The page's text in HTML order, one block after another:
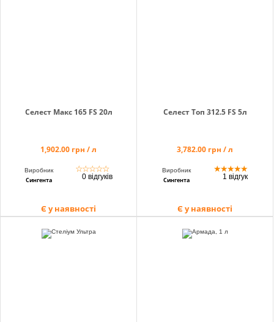
Селест Макс 165 FS 20л
1,902.00 грн / л
Виробник
Сингента
☆☆☆☆☆
0 відгуків
Є у наявності
Селест Топ 312.5 FS 5л
3,782.00 грн / л
Виробник
Сингента
★★★★★
1 відгук
Є у наявності